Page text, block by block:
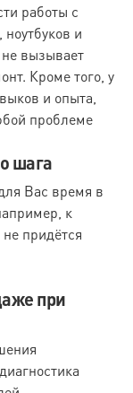
работы с
и
не вызывает
Кроме того, у
и опыта,
проблеме
шага
Вас время в
к
придётся
при